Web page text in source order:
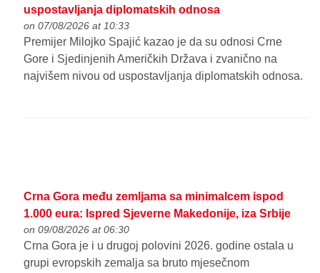
uspostavljanja diplomatskih odnosa
on 07/08/2026 at 10:33
Premijer Milojko Spajić kazao je da su odnosi Crne
Gore i Sjedinjenih Američkih Država i zvanično na
najvišem nivou od uspostavljanja diplomatskih odnosa.
Crna Gora među zemljama sa minimalcem ispod
1.000 eura: Ispred Sjeverne Makedonije, iza Srbije
on 09/08/2026 at 06:30
Crna Gora je i u drugoj polovini 2026. godine ostala u
grupi evropskih zemalja sa bruto mjesečnom